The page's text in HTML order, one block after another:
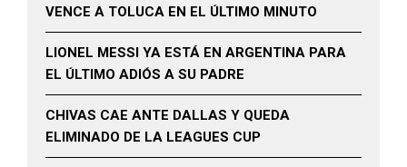
VENCE A TOLUCA EN EL ÚLTIMO MINUTO
LIONEL MESSI YA ESTÁ EN ARGENTINA PARA
EL ÚLTIMO ADIÓS A SU PADRE
CHIVAS CAE ANTE DALLAS Y QUEDA
ELIMINADO DE LA LEAGUES CUP